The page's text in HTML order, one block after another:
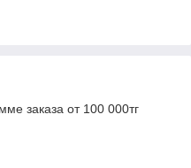
заказа от 100 000тг